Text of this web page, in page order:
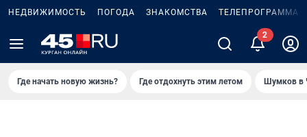
НЕДВИЖИМОСТЬ ПОГОДА ЗНАКОМСТВА ТЕЛЕПРОГРАММА
Где начать новую жизнь? Где отдохнуть этим летом Шумков в